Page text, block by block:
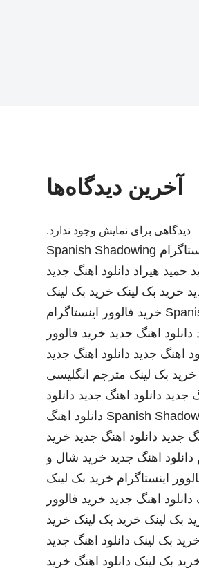
آخرین دیدگاه‌ها
دیدگاهی برای نمایش وجود ندارد.
Spanish Shadowing
حمید هیراد دانلود اهنگ جدید
خرید بک لینک خرید بک لینک
خرید فالوور اینستاگرام
دانلود اهنگ جدید خرید فالوور
اهنگ جدید دانلود اهنگ جدید
خرید بک لینک مترجم انگلیسی
جدید دانلود اهنگ جدید دانلود
Spanish دانلود اهنگ
جدید دانلود اهنگ جدید خرید
دانلود اهنگ جدید خرید شال و
اینستاگرام خرید بک لینک
دانلود اهنگ جدید خرید فالوور
بک لینک خرید بک لینک خرید
خرید بک لینک دانلود اهنگ جدید
بک لینک دانلود اهنگ خرید